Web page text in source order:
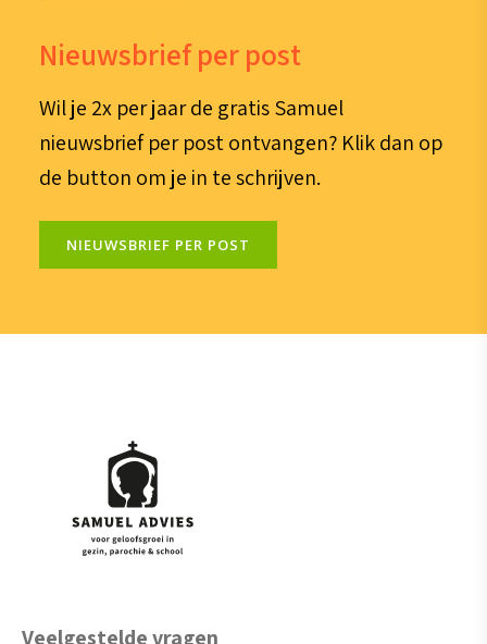
Nieuwsbrief per post
Wil je 2x per jaar de gratis Samuel
nieuwsbrief per post ontvangen? Klik dan op
de button om je in te schrijven.
NIEUWSBRIEF PER POST
Veelgestelde vragen